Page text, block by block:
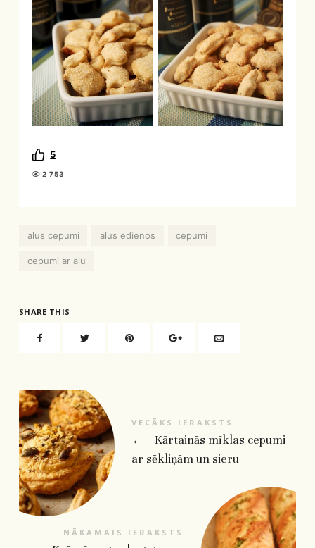
5
2 753
alus cepumi alus edienos cepumi
cepumi ar alu
SHARE THIS
VECĀKS IERAKSTS
←
Kārtainās mīklas cepumi
ar sēkliņām un sieru
NĀKAMAIS IERAKSTS